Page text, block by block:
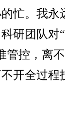
忙。我永
研团队对
控，离
开全过程